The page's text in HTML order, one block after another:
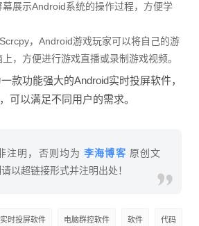
展示Android系统的操作过程，方便学
，Android游戏玩家可以将自己的游
，方便进行游戏直播或录制游戏视频。
款功能强大的Android实时投屏软件，
可以满足不同用户的需求。
注明，否则均为 李海博客 原创文
以超链接形式并注明出处！
时投屏软件 电脑群控软件 软件 代码